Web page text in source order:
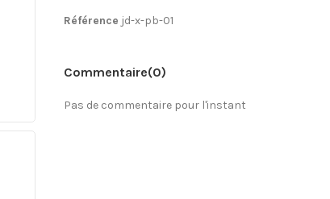
Référence jd-x-pb-01
Commentaire(0)
Pas de commentaire pour l'instant